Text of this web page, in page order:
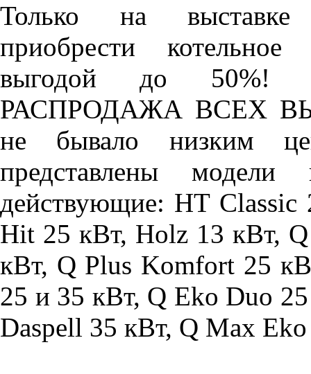
Только на выставке
приобрести
выгодой до 50%!
РАСПРОДАЖА ВСЕХ
не бывало низким
представлены
действующие: HT
Hit 25 кВт, Holz 13 кВт,
кВт, Q Plus Komfort 25
25 и 35 кВт, Q Eko Duo
Daspell 35 кВт, Q Max